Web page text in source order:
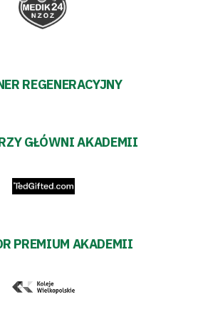
REGENERACYJNY
GŁÓWNI AKADEMII
PREMIUM AKADEMII